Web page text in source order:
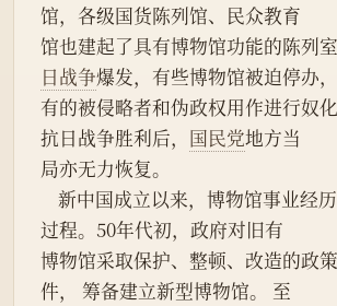
馆，各级国货陈列馆、民众教育
馆也建起了具有博物馆功能的陈列
日战争爆发，有些博物馆被迫停办，
有的被侵略者和伪政权用作进行奴化
抗日战争胜利后， 国民党地方当
局亦无力恢复。
过程。50年代初，政府对旧有
博物馆采取保护、整顿、改造的政
件， 筹备建立新型博物馆。 至